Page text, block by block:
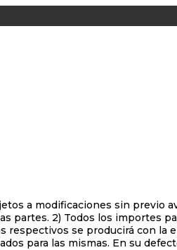
a modificaciones sin previo
partes. 2) Todos los importes
se producirá con la
para las mismas. En su